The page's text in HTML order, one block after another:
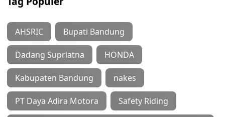
AHSRIC Bupati Bandung
Dadang Supriatna HONDA
Kabupaten Bandung nakes
PT Daya Adira Motora Safety Riding